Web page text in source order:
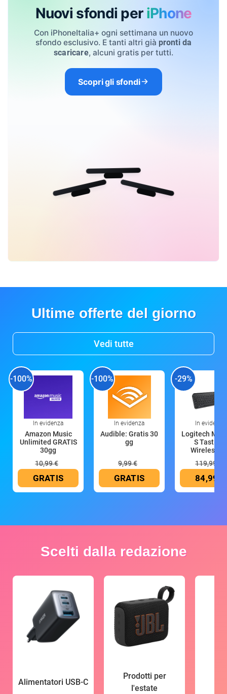
Nuovi sfondi per iPhone
Con iPhoneItalia+ ogni settimana un nuovo
sfondo esclusivo. E tanti altri già pronti da
scaricare, alcuni gratis per tutti.
Scopri gli sfondi
Ultime offerte del giorno
Vedi tutte
-100%
In evidenza
Amazon Music
Unlimited GRATIS
30gg
10,99 €
GRATIS
-100%
In evidenza
Audible: Gratis 30
gg
9,99 €
GRATIS
-29%
In evidenza
Logitech MX
S Tastiera
Wireless
119,99 €
84,99 €
Scelti dalla redazione
Alimentatori USB-C
Prodotti per
l'estate